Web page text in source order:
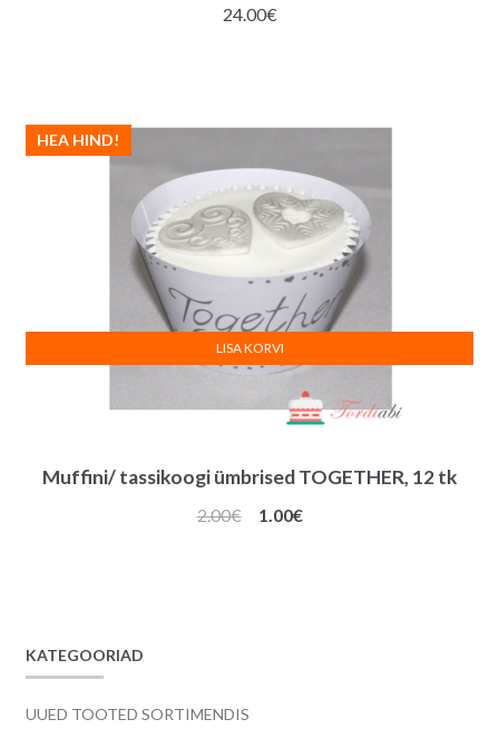
24.00€
Muffini/ tassikoogi ümbrised TOGETHER, 12 tk
HEA HIND!
2.00€
Algne
1.00€Praegune
LISA KORVI
KATEGOORIAD
UUED TOOTED SORTIMENDIS